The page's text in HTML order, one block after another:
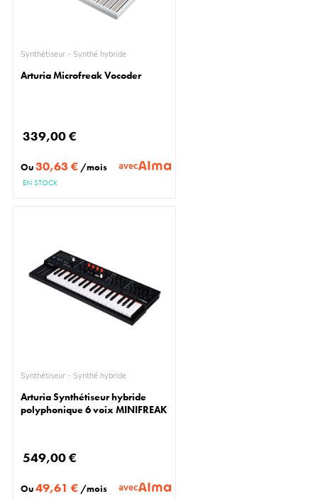
Synthétiseur - Synthé hybride
Arturia Microfreak Vocoder
339,00 €
Ou30,63 € /mois avec
EN STOCK
Synthétiseur - Synthé hybride
Arturia Synthétiseur hybride
polyphonique 6 voix MINIFREAK
549,00 €
Ou49,61 € /mois avec